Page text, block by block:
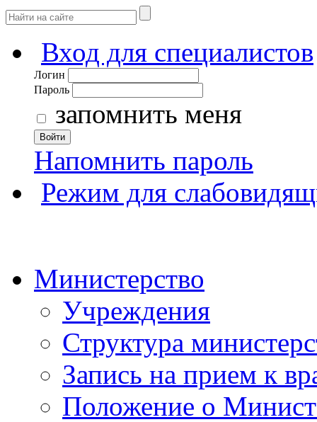
Вход для специалистов
Логин
Пароль
запомнить меня
Войти
Напомнить пароль
Режим для
Министерство
Учреждения
Структура
Запись на прием к
Положение о